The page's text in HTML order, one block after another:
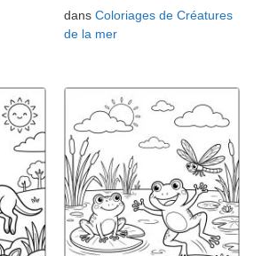
dans Coloriages de Créatures
de la mer